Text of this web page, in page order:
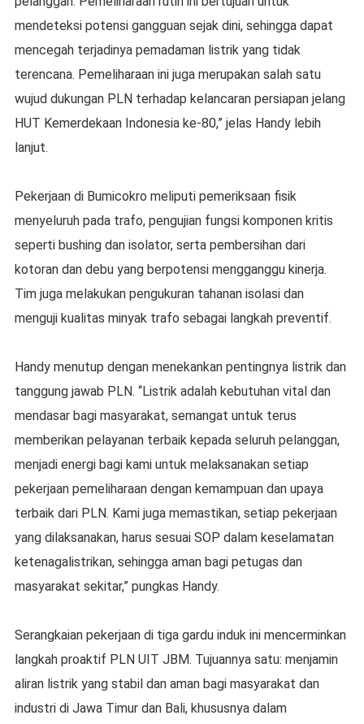
mendeteksi potensi gangguan sejak dini, sehingga dapat
mencegah terjadinya pemadaman listrik yang tidak
terencana. Pemeliharaan ini juga merupakan salah satu
wujud dukungan PLN terhadap kelancaran persiapan jelang
HUT Kemerdekaan Indonesia ke-80,” jelas Handy lebih
lanjut.
Pekerjaan di Bumicokro meliputi pemeriksaan fisik
menyeluruh pada trafo, pengujian fungsi komponen kritis
seperti bushing dan isolator, serta pembersihan dari
kotoran dan debu yang berpotensi mengganggu kinerja.
Tim juga melakukan pengukuran tahanan isolasi dan
menguji kualitas minyak trafo sebagai langkah preventif.
Handy menutup dengan menekankan pentingnya listrik dan
tanggung jawab PLN. “Listrik adalah kebutuhan vital dan
mendasar bagi masyarakat, semangat untuk terus
memberikan pelayanan terbaik kepada seluruh pelanggan,
menjadi energi bagi kami untuk melaksanakan setiap
pekerjaan pemeliharaan dengan kemampuan dan upaya
terbaik dari PLN. Kami juga memastikan, setiap pekerjaan
yang dilaksanakan, harus sesuai SOP dalam keselamatan
ketenagalistrikan, sehingga aman bagi petugas dan
masyarakat sekitar,” pungkas Handy.
Serangkaian pekerjaan di tiga gardu induk ini mencerminkan
langkah proaktif PLN UIT JBM. Tujuannya satu: menjamin
aliran listrik yang stabil dan aman bagi masyarakat dan
industri di Jawa Timur dan Bali, khususnya dalam